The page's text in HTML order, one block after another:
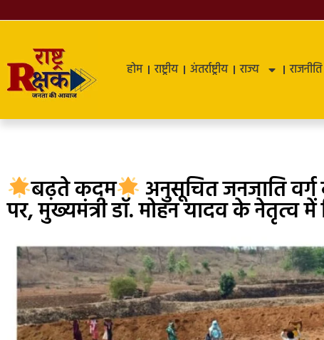
होम राष्ट्रीय अंतर्राष्ट्रीय राज्य राजनीति
बढ़ते कदम अनुसूचित जनजाति वर्ग
पर, मुख्यमंत्री डॉ. मोहन यादव के नेतृत्व